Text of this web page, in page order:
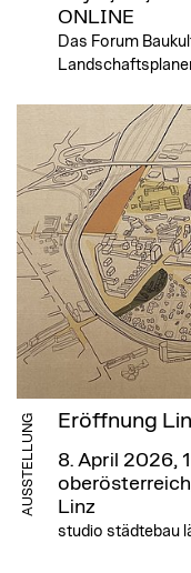
ONLINE
Das Forum
AUSSTELLUNG Eröffnung
8. April 2026,
Linz
studio städtebau